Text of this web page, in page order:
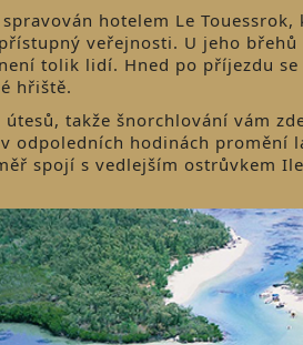
hotelem Le
veřejnosti. U jeho
tolik lidí. Hned po příjezdu
hřiště.
takže šnorchlování vám
odpoledních hodinách promění
spojí s vedlejším ostrůvkem